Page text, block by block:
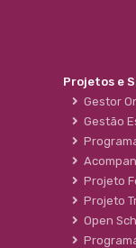
Projetos e
Gestor
Gestão
Projeto
Projeto
Open